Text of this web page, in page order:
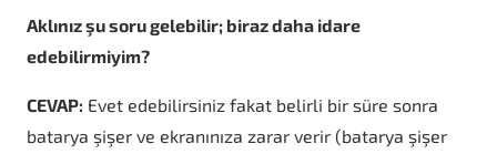
Aklınız şu soru gelebilir; biraz daha idare
edebilirmiyim?
CEVAP: Evet edebilirsiniz fakat belirli bir süre sonra
batarya şişer ve ekranınıza zarar verir (batarya şişer